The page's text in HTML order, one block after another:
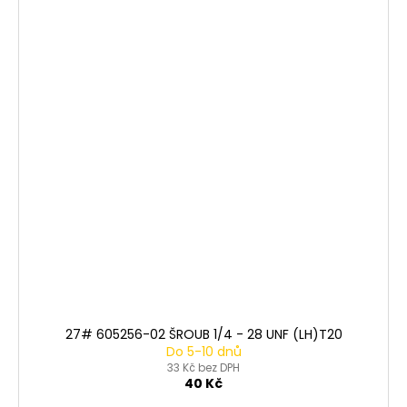
27# 605256-02 ŠROUB 1/4 - 28 UNF (LH)T20
Do 5-10 dnů
33 Kč bez DPH
40 Kč